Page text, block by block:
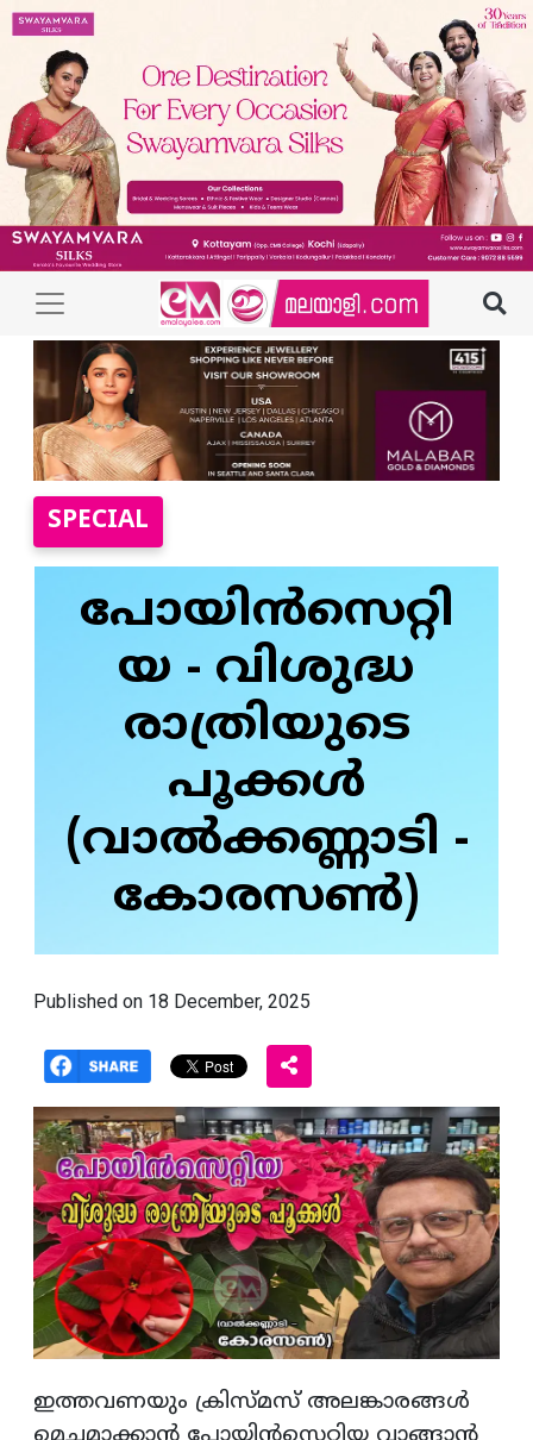
SPECIAL
പോയിൻസെറ്റി
യ - വിശുദ്ധ
രാത്രിയുടെ
പൂക്കൾ
(വാൽക്കണ്ണാടി -
കോരസൺ)
Published on 18 December, 2025
ഇത്തവണയും ക്രിസ്മസ് അലങ്കാരങ്ങൾ